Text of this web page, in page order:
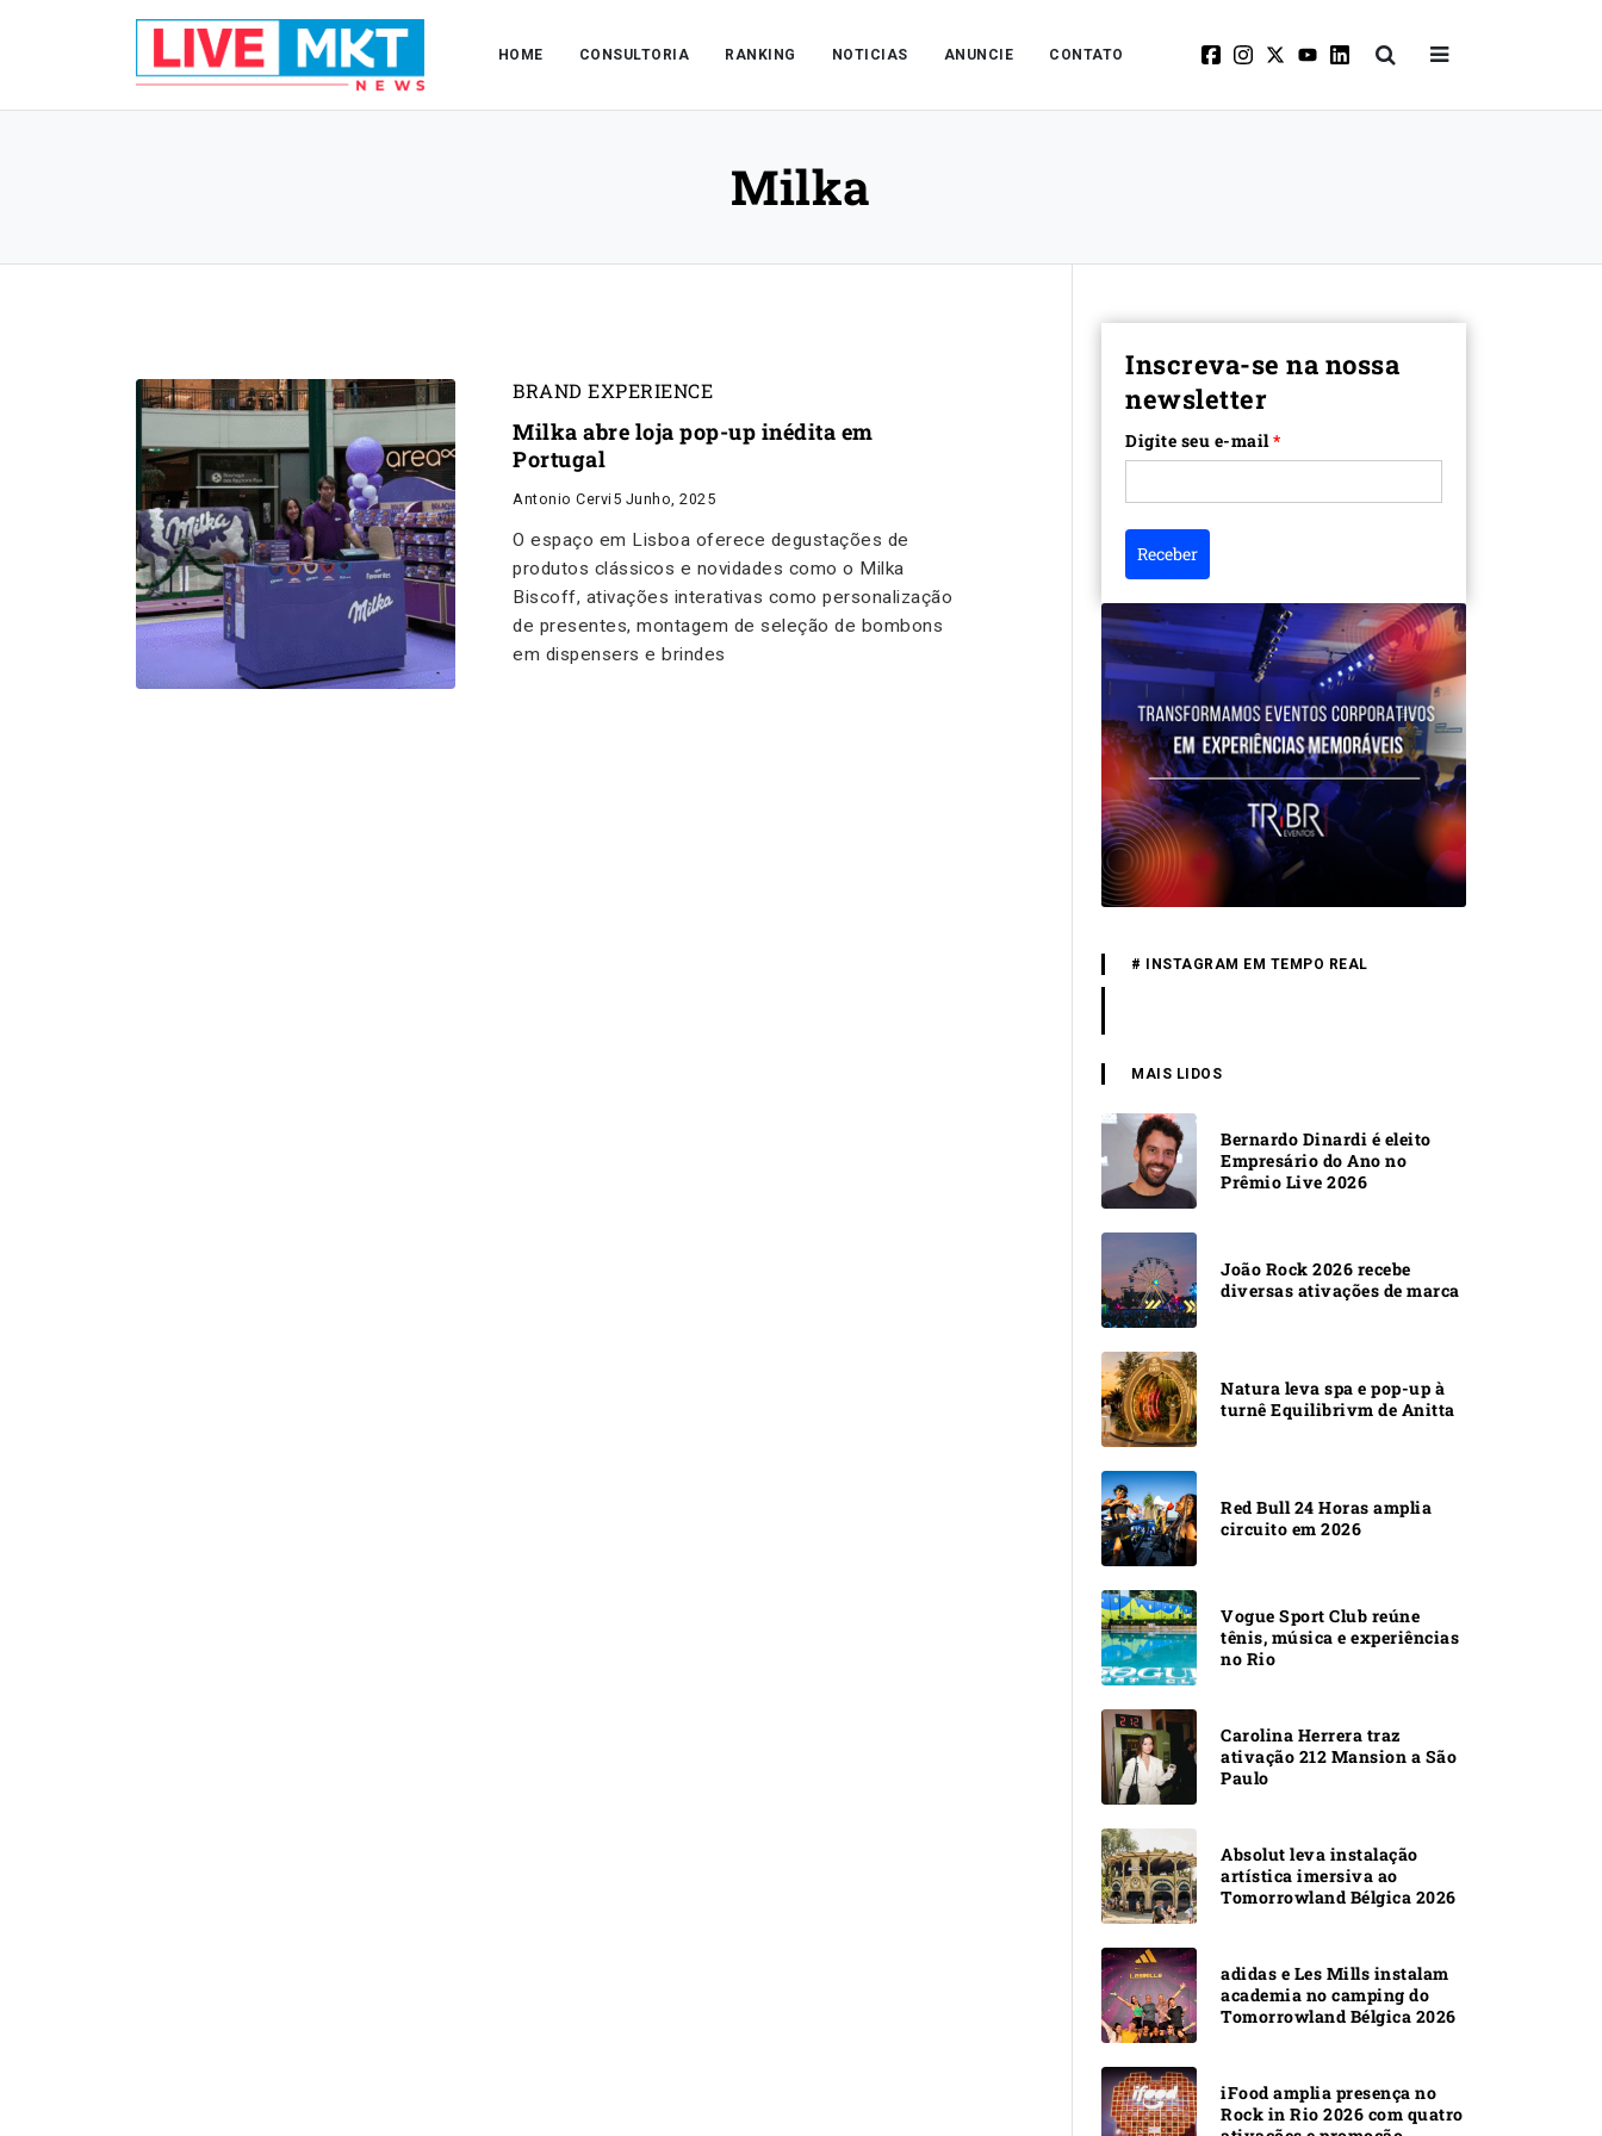
HOME CONSULTORIA RANKING NOTICIAS ANUNCIE CONTATO
Milka
BRAND EXPERIENCE
Milka abre loja pop-up inédita em
Portugal
Antonio Cervi 5 Junho, 2025
O espaço em Lisboa oferece degustações de
produtos clássicos e novidades como o Milka
Biscoff, ativações interativas como personalização
de presentes, montagem de seleção de bombons
em dispensers e brindes
Inscreva-se na nossa
newsletter
Digite seu e-mail*
Receber
# INSTAGRAM EM TEMPO REAL
MAIS LIDOS
Bernardo Dinardi é eleito
Empresário do Ano no
Prêmio Live 2026
João Rock 2026 recebe
diversas ativações de marca
Natura leva spa e pop-up à
turnê Equilibrivm de Anitta
Red Bull 24 Horas amplia
circuito em 2026
Vogue Sport Club reúne
tênis, música e experiências
no Rio
Carolina Herrera traz
ativação 212 Mansion a São
Paulo
Absolut leva instalação
artística imersiva ao
Tomorrowland Bélgica 2026
adidas e Les Mills instalam
academia no camping do
Tomorrowland Bélgica 2026
iFood amplia presença no
Rock in Rio 2026 com quatro